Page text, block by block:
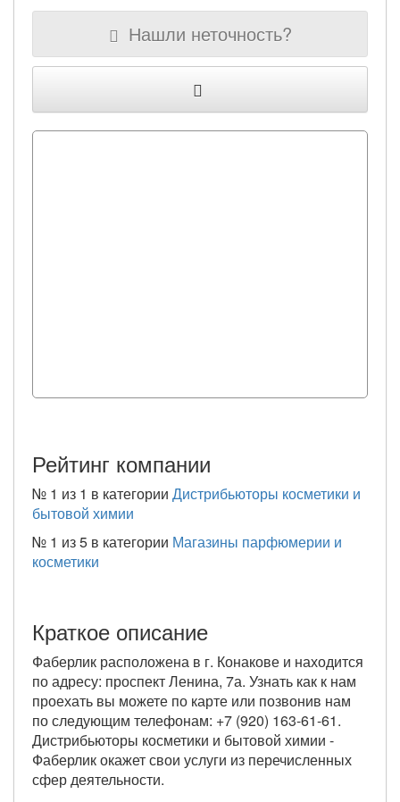
Нашли неточность?
Рейтинг компании
№ 1 из 1 в категории Дистрибьюторы косметики и
бытовой химии
№ 1 из 5 в категории Магазины парфюмерии и
косметики
Краткое описание
Фаберлик расположена в г. Конакове и находится
по адресу: проспект Ленина, 7а. Узнать как к нам
проехать вы можете по карте или позвонив нам
по следующим телефонам: +7 (920) 163-61-61.
Дистрибьюторы косметики и бытовой химии -
Фаберлик окажет свои услуги из перечисленных
сфер деятельности.